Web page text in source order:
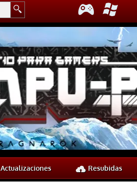
Actualizaciones Resubidas